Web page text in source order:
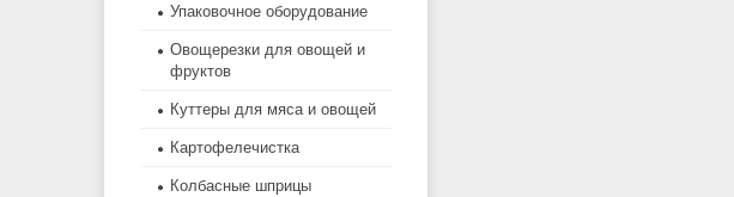
Упаковочное оборудование
Овощерезки для овощей и
фруктов
Куттеры для мяса и овощей
Картофелечистка
Колбасные шприцы